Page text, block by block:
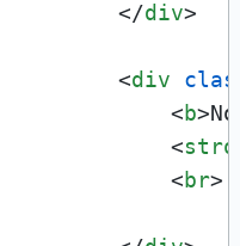
</div>
<div
<b>
<
<br>